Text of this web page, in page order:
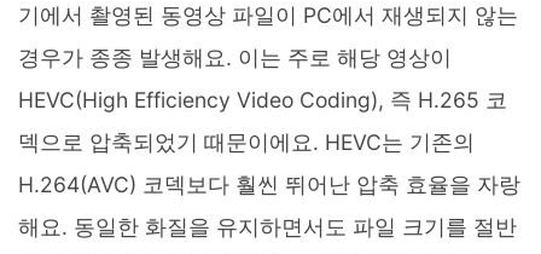
기에서 촬영된 동영상 파일이 PC에서 재생되지 않는
경우가 종종 발생해요. 이는 주로 해당 영상이
HEVC(High Efficiency Video Coding), 즉 H.265 코
덱으로 압축되었기 때문이에요. HEVC는 기존의
H.264(AVC) 코덱보다 훨씬 뛰어난 압축 효율을 자랑
해요. 동일한 화질을 유지하면서도 파일 크기를 절반